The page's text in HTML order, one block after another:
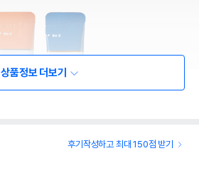
상품정보 더보기
후기작성하고 최대 150점 받기